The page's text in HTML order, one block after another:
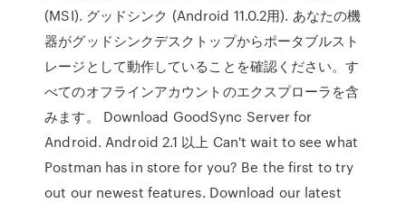
(MSI). グッドシンク (Android 11.0.2用). あなたの機
器がグッドシンクデスクトップからポータブルスト
レージとして動作していることを確認ください。す
べてのオフラインアカウントのエクスプローラを含
みます。 Download GoodSync Server for
Android. Android 2.1 以上 Can't wait to see what
Postman has in store for you? Be the first to try
out our newest features. Download our latest